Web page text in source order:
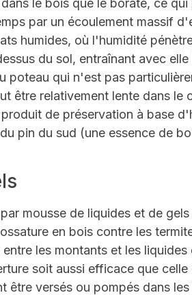
par un écoulement massif
humides, où l'humidité
du sol, entraînant avec
poteau qui n'est pas
être relativement lente dans le
de préservation à base
pin du sud (une essence de
mousse de liquides et de
en bois contre les
les montants et les
soit aussi efficace que
être versés ou pompés dans